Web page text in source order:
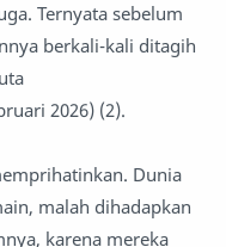
Ternyata sebelum
berkali-kali ditagih
2026) (2).
Dunia
malah dihadapkan
karena mereka